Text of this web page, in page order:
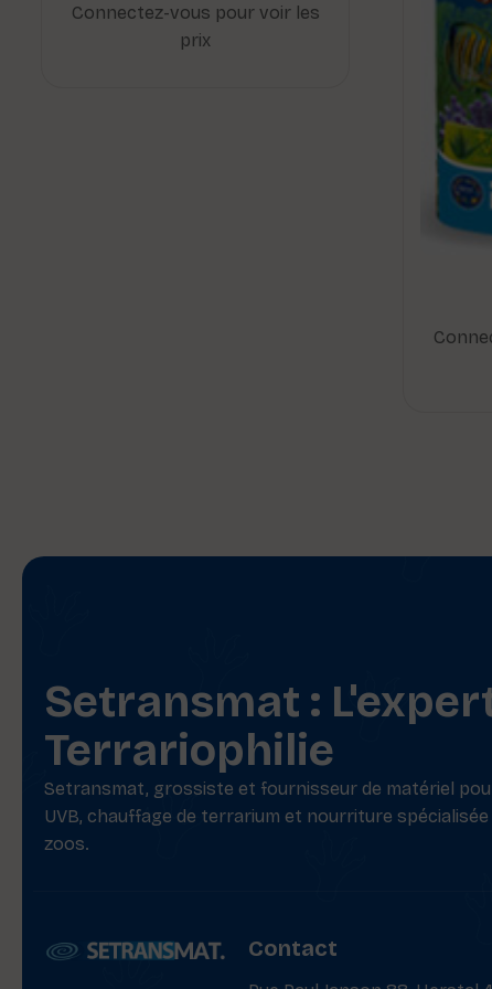
Connectez-vous pour voir les
prix
Setransmat :
Terrariophilie
Setransmat, grossiste et fournisseur de matériel
UVB, chauffage de terrarium et nourriture
zoos.
Contact